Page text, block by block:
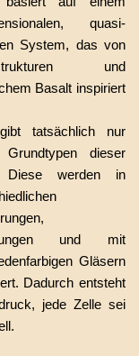
quasi-
System, das von
und
Basalt inspiriert
tatsächlich nur
Grundtypen dieser
Diese werden in
und mit
Gläsern
Dadurch entsteht
jede Zelle sei